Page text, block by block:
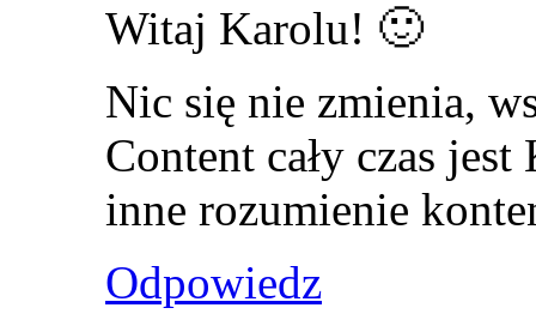
Witaj Karolu! 🙂
Nic się nie zmienia,
Content cały czas
inne rozumienie
Odpowiedz